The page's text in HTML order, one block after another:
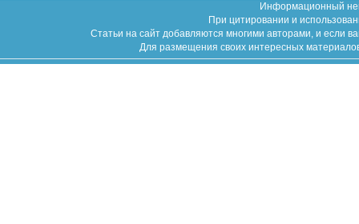
Информационный
При цитировании и
Статьи на сайт добавляются многими авторами, и если
Для размещения своих интересных